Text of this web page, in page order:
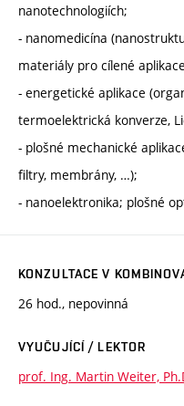
nanotechnologiích;
- nanomedicína
materiály pro cílené
- energetické aplikace
termoelektrická konverze,
- plošné mechanické
filtry, membrány, …);
- nanoelektronika; plošné
KONZULTACE V
26 hod., nepovinná
VYUČUJÍCÍ / LEKTOR
prof. Ing. Martin Weiter,